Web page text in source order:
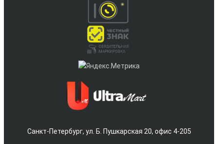
Санкт-Петербург, ул. Б. Пушкарская 20, офис 4-205